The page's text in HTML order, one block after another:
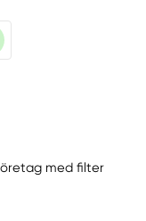
med filter